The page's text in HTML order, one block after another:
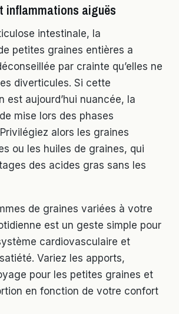
inflammations aiguës
intestinale, la
petites graines entières a
par crainte qu’elles ne
diverticules. Si cette
est aujourd’hui nuancée, la
mise lors des phases
alors les graines
ou les huiles de graines, qui
des acides gras sans les
de graines variées à votre
est un geste simple pour
cardiovasculaire et
Variez les apports,
pour les petites graines et
en fonction de votre confort